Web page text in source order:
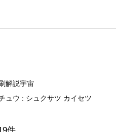
解説宇宙
ュウ : シュクサツ カイセツ
件